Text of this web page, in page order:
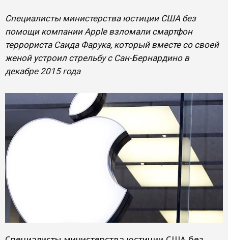
Специалисты министерства юстиции США без
помощи компании Apple взломали смартфон
террориста Саида Фарука, который вместе со своей
женой устроил стрельбу с Сан-Бернардино в
декабре 2015 года